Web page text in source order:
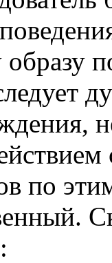
по